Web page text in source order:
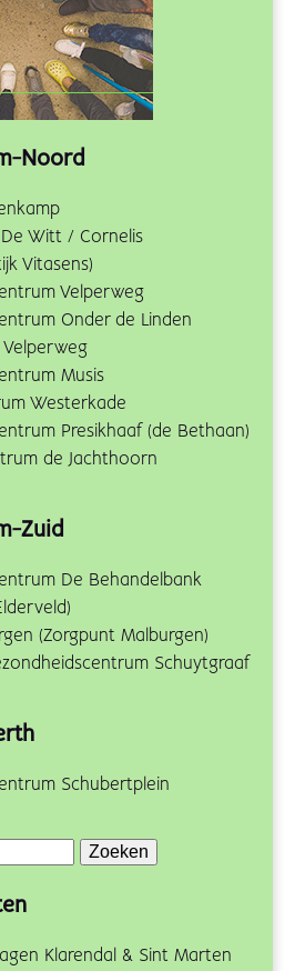
Noord
Witt / Cornelis
Vitasens)
Velperweg
Onder de Linden
Velperweg
Musis
Westerkade
Presikhaaf (de Bethaan)
de Jachthoorn
Zuid
De Behandelbank
(Zorgpunt Malburgen)
Schuytgraaf
Schubertplein
Klarendal & Sint Marten